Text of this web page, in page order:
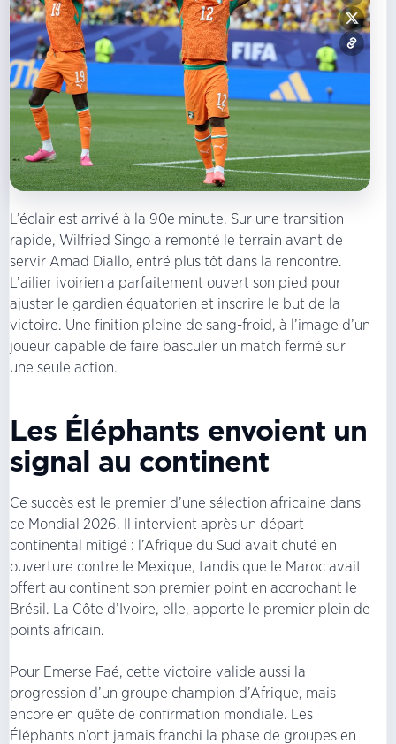
L’éclair est arrivé à la 90e minute. Sur une transition
rapide, Wilfried Singo a remonté le terrain avant de
servir Amad Diallo, entré plus tôt dans la rencontre.
L’ailier ivoirien a parfaitement ouvert son pied pour
ajuster le gardien équatorien et inscrire le but de la
victoire. Une finition pleine de sang-froid, à l’image d’un
joueur capable de faire basculer un match fermé sur
une seule action.
Les Éléphants envoient un
signal au continent
Ce succès est le premier d’une sélection africaine dans
ce Mondial 2026. Il intervient après un départ
continental mitigé : l’Afrique du Sud avait chuté en
ouverture contre le Mexique, tandis que le Maroc avait
offert au continent son premier point en accrochant le
Brésil. La Côte d’Ivoire, elle, apporte le premier plein de
points africain.
Pour Emerse Faé, cette victoire valide aussi la
progression d’un groupe champion d’Afrique, mais
encore en quête de confirmation mondiale. Les
Éléphants n’ont jamais franchi la phase de groupes en